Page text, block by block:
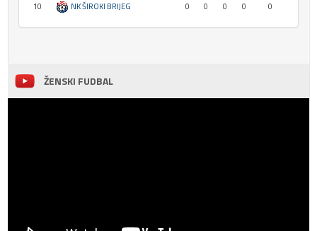
10
NK ŠIROKI BRIJEG 0 0 0 0 0
ŽENSKI FUDBAL